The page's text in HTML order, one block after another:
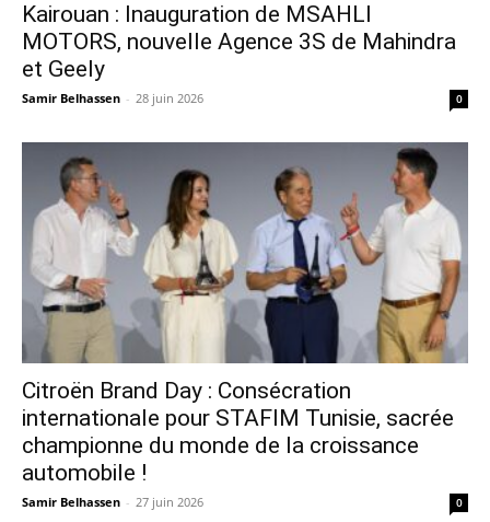
Kairouan : Inauguration de MSAHLI
MOTORS, nouvelle Agence 3S de Mahindra
et Geely
Samir Belhassen - 28 juin 2026 0
Citroën Brand Day : Consécration
internationale pour STAFIM Tunisie, sacrée
championne du monde de la croissance
automobile !
Samir Belhassen - 27 juin 2026 0